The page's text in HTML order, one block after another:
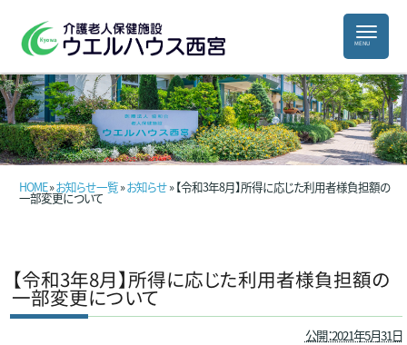
HOME»お知らせ一覧»お知らせ» 【令和3年8月】所得に応じた利用者様負担額の
一部変更について
【令和3年8月】所得に応じた利用者様負担額の
一部変更について
公開：2021年5月31日